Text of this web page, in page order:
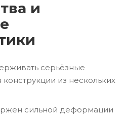
и
серьёзные
конструкции из нескольких
сильной деформации